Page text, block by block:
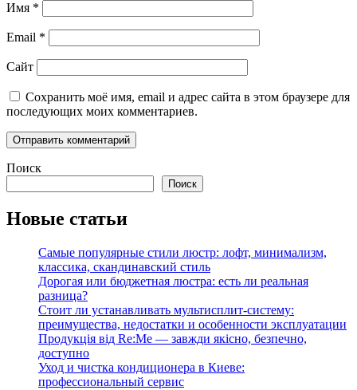
Имя *
Email *
Сайт
Сохранить моё имя, email и адрес сайта в этом браузере для
последующих моих комментариев.
Поиск
Поиск
Новые статьи
Самые популярные стили люстр: лофт, минимализм,
классика, скандинавский стиль
Дорогая или бюджетная люстра: есть ли реальная
разница?
Стоит ли устанавливать мультисплит-систему:
преимущества, недостатки и особенности эксплуатации
Продукція від Re:Me — завжди якісно, безпечно,
доступно
Уход и чистка кондиционера в Киеве:
профессиональный сервис